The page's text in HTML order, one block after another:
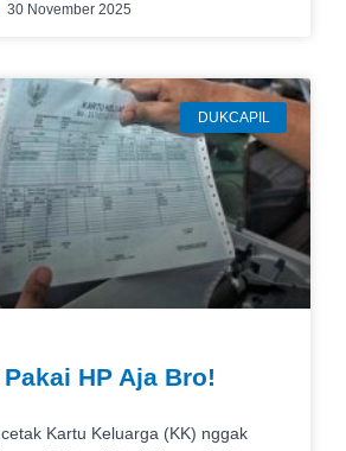
30 November 2025
DUKCAPIL
HP Aja Bro!
Kartu Keluarga (KK) nggak